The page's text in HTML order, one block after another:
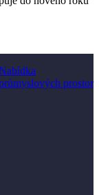
prostor